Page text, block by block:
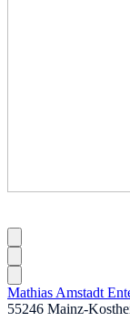
Mathias Amstadt
55246 Mainz-